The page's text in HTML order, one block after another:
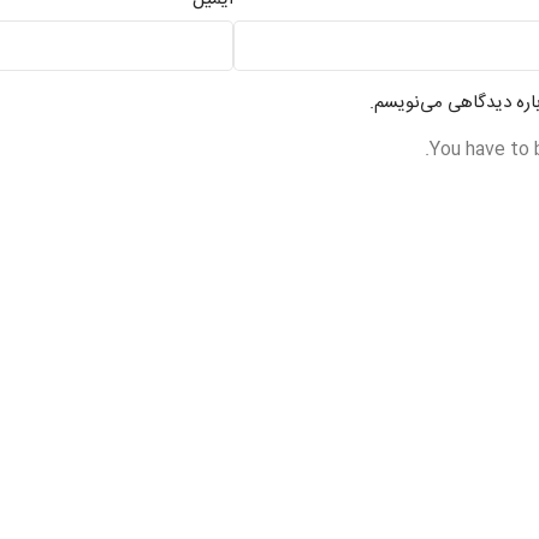
دیدگاهی می‌نویسم.
You have